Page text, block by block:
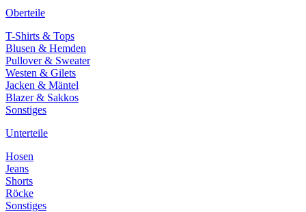
Oberteile
T-Shirts & Tops
Blusen & Hemden
Pullover & Sweater
Westen & Gilets
Jacken & Mäntel
Blazer & Sakkos
Sonstiges
Unterteile
Hosen
Jeans
Shorts
Röcke
Sonstiges